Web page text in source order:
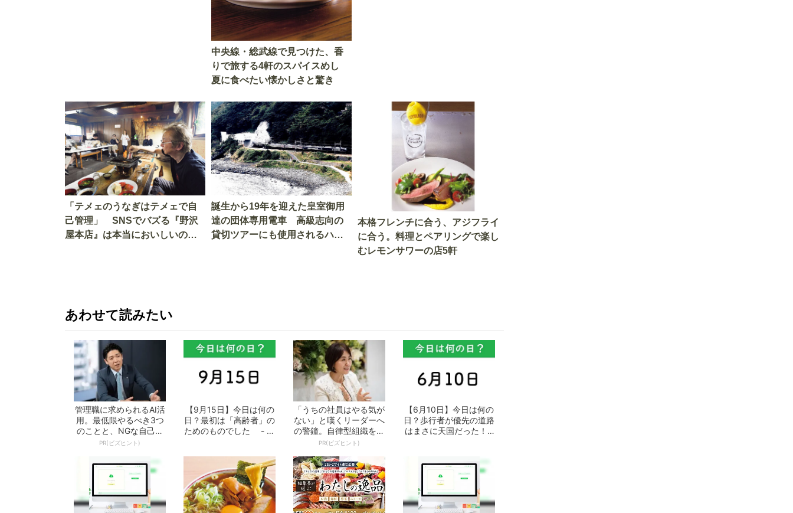
中央線・総武線で見つけた、香
りで旅する4軒のスパイスめし
夏に食べたい懐かしさと驚き
「テメェのうなぎはテメェで自
己管理」 SNSでバズる『野沢
屋本店』は本当においしいの
誕生から19年を迎えた皇室御用
達の団体専用電車 高級志向の
貸切ツアーにも使用されるハイ
本格フレンチに合う、アジフライ
に合う。料理とペアリングで楽し
むレモンサワーの店5軒
あわせて読みたい
管理職に求められるAI活
用。最低限やるべき3つ
のことと、NGな自己認
識
PR(ビズヒント)
【9月15日】今日は何の
日？最初は「高齢者」の
ためのものでした - お
「うちの社員はやる気が
ない」と嘆くリーダーへ
の警鐘。自律型組織をつ
くる前に外せな...
PR(ビズヒント)
【6月10日】今日は何の
日？歩行者が優先の道路
はまさに天国だった！ -